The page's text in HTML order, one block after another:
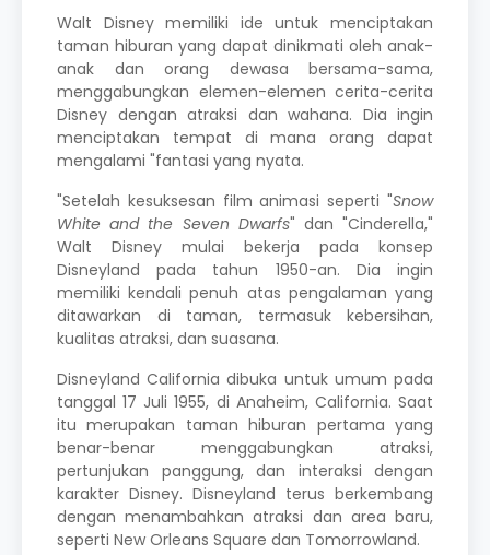
Walt Disney memiliki ide untuk menciptakan
taman hiburan yang dapat dinikmati oleh anak-
anak dan orang dewasa bersama-sama,
menggabungkan elemen-elemen cerita-cerita
Disney dengan atraksi dan wahana. Dia ingin
menciptakan tempat di mana orang dapat
mengalami "fantasi yang nyata.
"Setelah kesuksesan film animasi seperti "Snow
White and the Seven Dwarfs" dan "Cinderella,"
Walt Disney mulai bekerja pada konsep
Disneyland pada tahun 1950-an. Dia ingin
memiliki kendali penuh atas pengalaman yang
ditawarkan di taman, termasuk kebersihan,
kualitas atraksi, dan suasana.
Disneyland California dibuka untuk umum pada
tanggal 17 Juli 1955, di Anaheim, California. Saat
itu merupakan taman hiburan pertama yang
benar-benar menggabungkan atraksi,
pertunjukan panggung, dan interaksi dengan
karakter Disney. Disneyland terus berkembang
dengan menambahkan atraksi dan area baru,
seperti New Orleans Square dan Tomorrowland.